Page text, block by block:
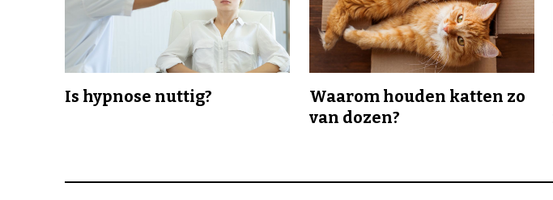
Is hypnose nuttig?
Waarom houden katten zo
van dozen?